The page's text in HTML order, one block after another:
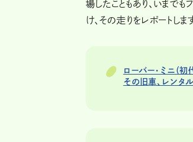
場したこともあり、いまで
け、その走りをレポートしま
ローバー・ミニ（
その旧車、レンタ